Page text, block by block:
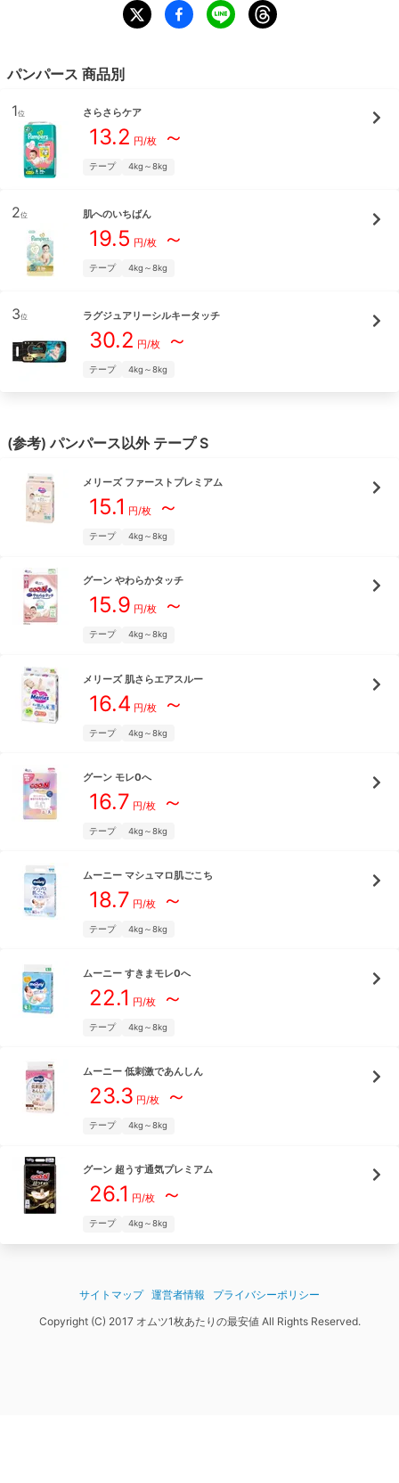
パンパース 商品別
1位 さらさらケア
13.2 円/枚～
テープ 4kg～8kg
2位 肌へのいちばん
19.5 円/枚～
テープ 4kg～8kg
3位 ラグジュアリーシルキータッチ
30.2 円/枚～
テープ 4kg～8kg
(参考)パンパース以外 テープ S
メリーズ ファーストプレミアム
15.1 円/枚～
テープ 4kg～8kg
グーン やわらかタッチ
15.9 円/枚～
テープ 4kg～8kg
メリーズ 肌さらエアスルー
16.4 円/枚～
テープ 4kg～8kg
グーン モレ0へ
16.7 円/枚～
テープ 4kg～8kg
ムーニー マシュマロ肌ごこち
18.7 円/枚～
テープ 4kg～8kg
ムーニー すきまモレ0へ
22.1 円/枚～
テープ 4kg～8kg
ムーニー 低刺激であんしん
23.3 円/枚～
テープ 4kg～8kg
グーン 超うす通気プレミアム
26.1 円/枚～
テープ 4kg～8kg
サイトマップ 運営者情報
プライバシーポリシー
Copyright (C) 2017 オムツ1枚あたりの最安値 All Rights Reserved.